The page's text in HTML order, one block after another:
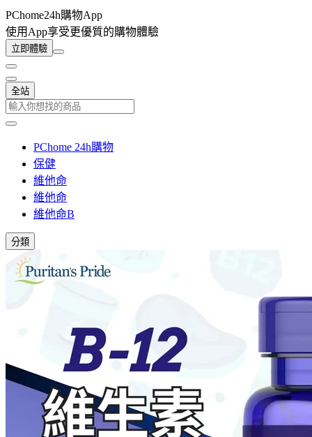
PChome24h購物App
使用App享受更優質的購物體驗
立即體驗
全站
PChome 24h購物
保健
維他命
維他命
維他命B
分類